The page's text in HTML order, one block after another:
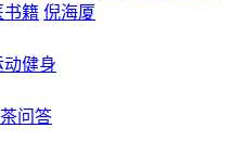
书籍 倪海厦
动健身
茶问答